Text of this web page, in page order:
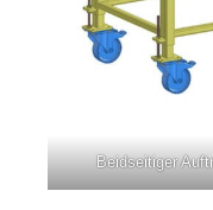
Beidseitiger